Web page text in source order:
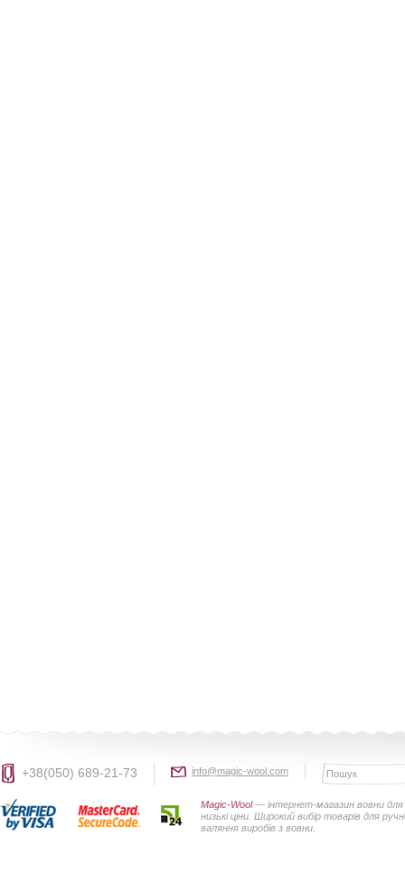
+38(050) 689-21-73 info@magic-wool.com
Magic-Wool— інтернет-магазин вовни
низькі ціни. Широкий вибір товарів для
валяння виробів з вовни.